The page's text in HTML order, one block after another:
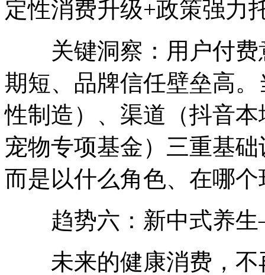
定性消费升级+政策强力
关键洞察：用户付费
期短、品牌信任壁垒高
性制造）、渠道（抖音
宠物专项基金）三重基
而是以什么角色、在哪
趋势六：新中式养生
未来的健康消费，不